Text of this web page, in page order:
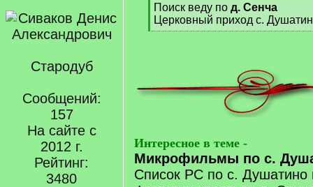
Стародуб
Сообщений:
157
На сайте с
2012 г.
Рейтинг:
3480
[
q
]
Поиск веду по д. Сенча
Церковный приход с.
[
Интересное в теме -
Микрофильмы по с.
Список РС по с.